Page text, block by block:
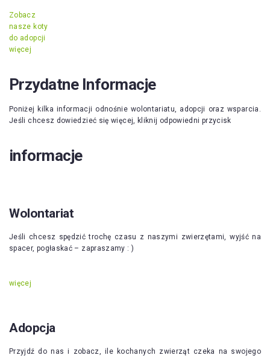
Zobacz
nasze koty
do adopcji
więcej
Przydatne Informacje
Poniżej kilka informacji odnośnie wolontariatu, adopcji oraz wsparcia.
Jeśli chcesz dowiedzieć się więcej, kliknij odpowiedni przycisk
informacje
Wolontariat
Jeśli chcesz spędzić trochę czasu z naszymi zwierzętami, wyjść na
spacer, pogłaskać – zapraszamy : )
więcej
Adopcja
Przyjdź do nas i zobacz, ile kochanych zwierząt czeka na swojego